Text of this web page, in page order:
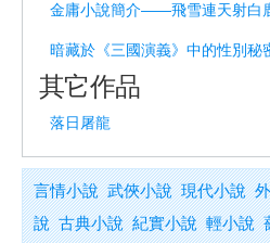
金庸小說簡介——飛雪連天射白
暗藏於《三國演義》中的性別秘
其它作品
落日屠龍
言情小說 武俠小說 現代小說
說 古典小說 紀實小說 輕小說